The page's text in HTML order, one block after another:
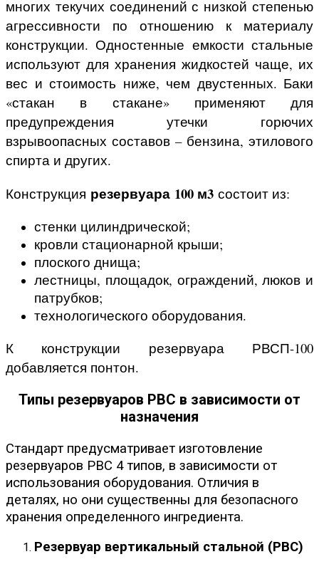
многих текучих соединений с низкой степенью
агрессивности по отношению к материалу
конструкции. Одностенные емкости стальные
используют для хранения жидкостей чаще, их
вес и стоимость ниже, чем двустенных. Баки
«стакан в стакане» применяют для
предупреждения утечки горючих
взрывоопасных составов – бензина, этилового
спирта и других.
Конструкция резервуара 100 м3 состоит из:
стенки цилиндрической;
кровли стационарной крыши;
плоского днища;
лестницы, площадок, ограждений, люков и
патрубков;
технологического оборудования.
К конструкции резервуара РВСП-100
добавляется понтон.
Типы резервуаров РВС в зависимости от
назначения
Стандарт предусматривает изготовление
резервуаров РВС 4 типов, в зависимости от
использования оборудования. Отличия в
деталях, но они существенны для безопасного
хранения определенного ингредиента.
Резервуар вертикальный стальной (РВС)